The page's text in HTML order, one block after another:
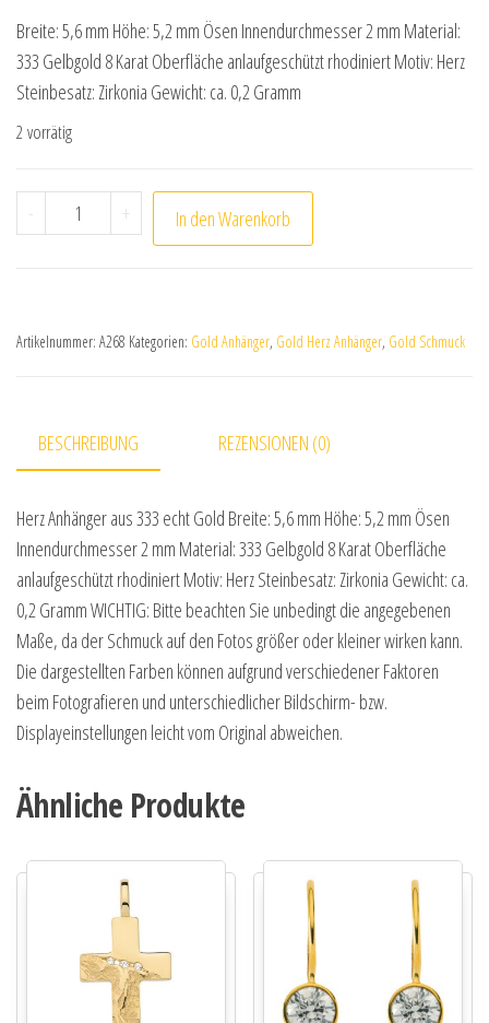
Breite: 5,6 mm Höhe: 5,2 mm Ösen Innendurchmesser 2 mm Material:
333 Gelbgold 8 Karat Oberfläche anlaufgeschützt rhodiniert Motiv: Herz
Steinbesatz: Zirkonia Gewicht: ca. 0,2 Gramm
2 vorrätig
- Herz Anhänger aus 333 echt Gold mit Zirkonia Menge
+ In den Warenkorb
Artikelnummer: A268 Kategorien: Gold Anhänger, Gold Herz Anhänger, Gold Schmuck
BESCHREIBUNG REZENSIONEN (0)
Herz Anhänger aus 333 echt Gold Breite: 5,6 mm Höhe: 5,2 mm Ösen
Innendurchmesser 2 mm Material: 333 Gelbgold 8 Karat Oberfläche
anlaufgeschützt rhodiniert Motiv: Herz Steinbesatz: Zirkonia Gewicht: ca.
0,2 Gramm WICHTIG: Bitte beachten Sie unbedingt die angegebenen
Maße, da der Schmuck auf den Fotos größer oder kleiner wirken kann.
Die dargestellten Farben können aufgrund verschiedener Faktoren
beim Fotografieren und unterschiedlicher Bildschirm- bzw.
Displayeinstellungen leicht vom Original abweichen.
Ähnliche Produkte